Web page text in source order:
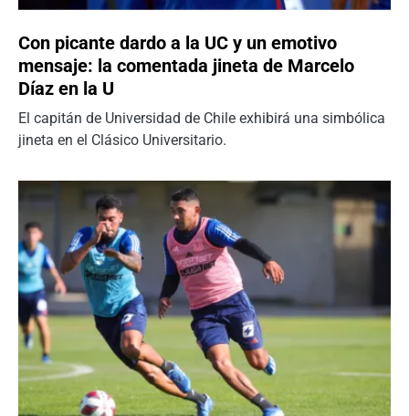
Con picante dardo a la UC y un emotivo
mensaje: la comentada jineta de Marcelo
Díaz en la U
El capitán de Universidad de Chile exhibirá una simbólica
jineta en el Clásico Universitario.